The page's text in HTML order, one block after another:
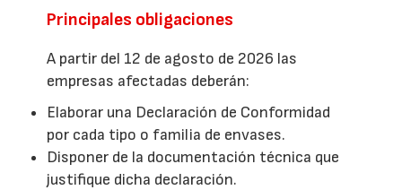
Principales obligaciones
A partir del 12 de agosto de 2026 las
empresas afectadas deberán:
Elaborar una Declaración de Conformidad
por cada tipo o familia de envases.
Disponer de la documentación técnica que
justifique dicha declaración.